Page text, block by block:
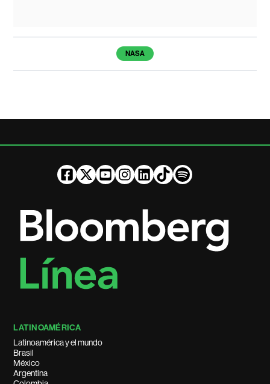
Temas de este artículo NASA
LATINOAMÉRICA
Latinoamérica y el mundo
Brasil
México
Argentina